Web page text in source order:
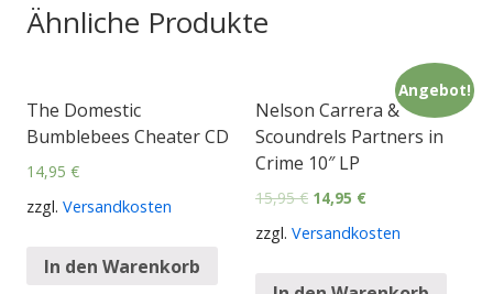
Ähnliche Produkte
The Domestic
Bumblebees Cheater CD
14,95 €
zzgl. Versandkosten
In den Warenkorb
Angebot!
Nelson Carrera &
Scoundrels Partners in
Crime 10″ LP
15,95€ 14,95 €
zzgl. Versandkosten